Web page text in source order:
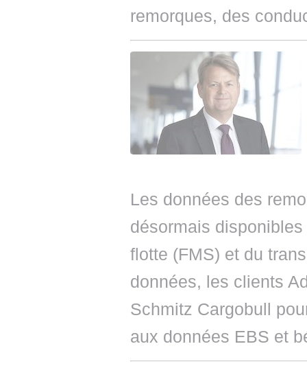
remorques, des
Les données des
désormais
flotte (FMS) et du
données, les clients
Schmitz Cargobull
aux données EBS et